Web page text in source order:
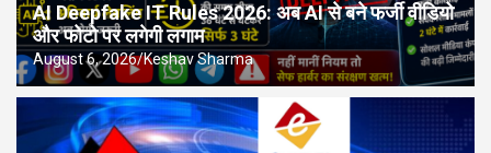
AI Deepfake IT Rules 2026: अब AI से बने फर्जी वीडियो
और फोटो पर लगेगी लगाम
August 6, 2026 Keshav Sharma